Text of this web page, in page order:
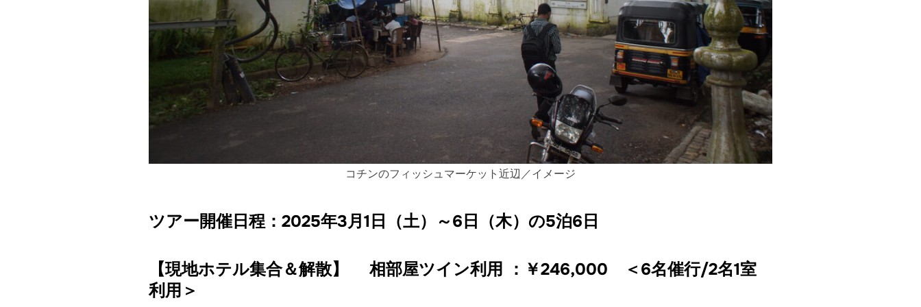
コチンのフィッシュマーケット近辺／イメージ
ツアー開催日程： 2025年3月1日（土）～6日（木）の5泊6日
【現地ホテル集合＆解散】 相部屋ツイン利用 ：￥246,000 ＜6名催行/2名1室
利用＞